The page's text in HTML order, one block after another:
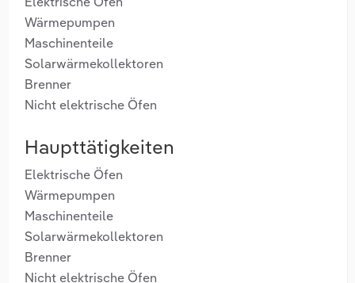
Wärmepumpen
Maschinenteile
Solarwärmekollektoren
Brenner
Nicht elektrische Öfen
Haupttätigkeiten
Elektrische Öfen
Wärmepumpen
Maschinenteile
Solarwärmekollektoren
Brenner
Nicht elektrische Öfen